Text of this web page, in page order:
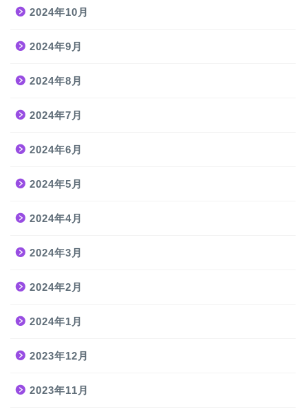
2024年10月
2024年9月
2024年8月
2024年7月
2024年6月
2024年5月
2024年4月
2024年3月
2024年2月
2024年1月
2023年12月
2023年11月